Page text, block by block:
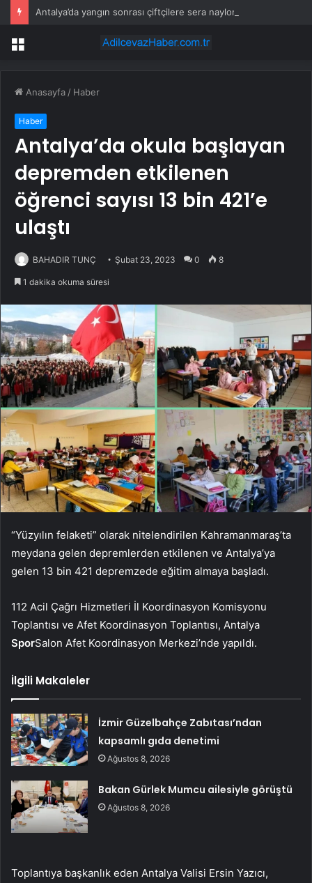
Antalya’da yangın sonrası çiftçilere sera naylonu desteği
Menü
Anasayfa / Haber
Haber
Antalya’da okula başlayan
depremden etkilenen
öğrenci sayısı 13 bin 421’e
ulaştı
BAHADIR TUNÇ Şubat 23, 2023 0 8
1 dakika okuma süresi
“Yüzyılın felaketi” olarak nitelendirilen Kahramanmaraş’ta
meydana gelen depremlerden etkilenen ve Antalya’ya
gelen 13 bin 421 depremzede eğitim almaya başladı.
112 Acil Çağrı Hizmetleri İl Koordinasyon Komisyonu
Toplantısı ve Afet Koordinasyon Toplantısı, Antalya
SporSalon Afet Koordinasyon Merkezi’nde yapıldı.
İlgili Makaleler
İzmir Güzelbahçe Zabıtası’ndan
kapsamlı gıda denetimi
Ağustos 8, 2026
Bakan Gürlek Mumcu ailesiyle görüştü
Ağustos 8, 2026
Toplantıya başkanlık eden Antalya Valisi Ersin Yazıcı,